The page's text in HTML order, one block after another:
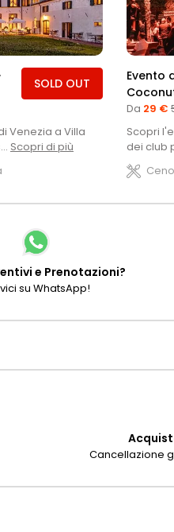
SOLD OUT
Venezia a Villa
Scopri di più
Evento
Da 29 €
Scopri
dei club
e Prenotazioni?
su WhatsApp!
Cancellazione